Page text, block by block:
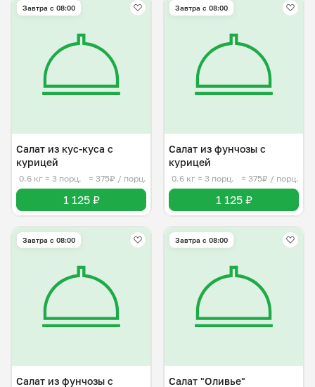
Завтра c 08:00
Салат из кус-куса с
курицей
0.6 кг ≈ 3 порц. ≈ 375₽ / порц.
1 125 ₽
Завтра c 08:00
Салат из фунчозы с
курицей
0.6 кг ≈ 3 порц. ≈ 375₽ / порц.
1 125 ₽
Завтра c 08:00
Салат из фунчозы с
Завтра c 08:00
Салат "Оливье"